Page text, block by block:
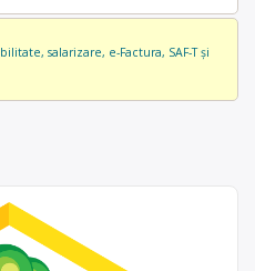
salarizare, e-Factura, SAF-T și